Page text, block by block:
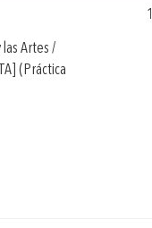
las Artes /
(Práctica